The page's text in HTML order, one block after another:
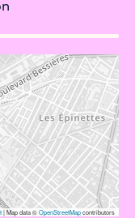
|Map data ©OpenStreetMapcontributors